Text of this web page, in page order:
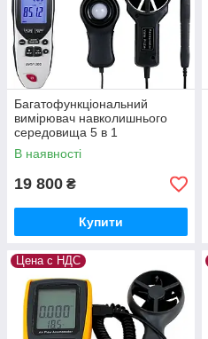
Багатофункціональний
вимірювач навколишнього
середовища 5 в 1
VOLTCRAFT UM5 / 1 200 .
Німеччина
В наявності
19 800 ₴
Купити
Цена с НДС